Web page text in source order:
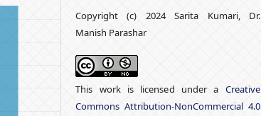
Copyright (c) 2024 Sarita Kumari, Dr.
Manish Parashar
This work is licensed under a Creative
Commons Attribution-NonCommercial 4.0